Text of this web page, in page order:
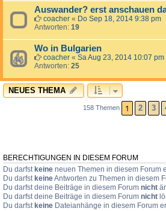
Auswander? erst anschauen
coacher « Do Sep 18, 2014 9:38 pm
Antworten: 19
Wo in Bulgarien
coacher « Sa Aug 23, 2014 10:07 pm
Antworten: 25
NEUES THEMA
158 Themen 1 2 3
BERECHTIGUNGEN IN DIESEM FORUM
Du darfst keine neuen Themen in diesem Forum
Du darfst keineAntworten zu Themen in diesem
Du darfst deine Beiträge in diesem Forum nicht
Du darfst deine Beiträge in diesem Forum nicht
Du darfst keine Dateianhänge in diesem Forum